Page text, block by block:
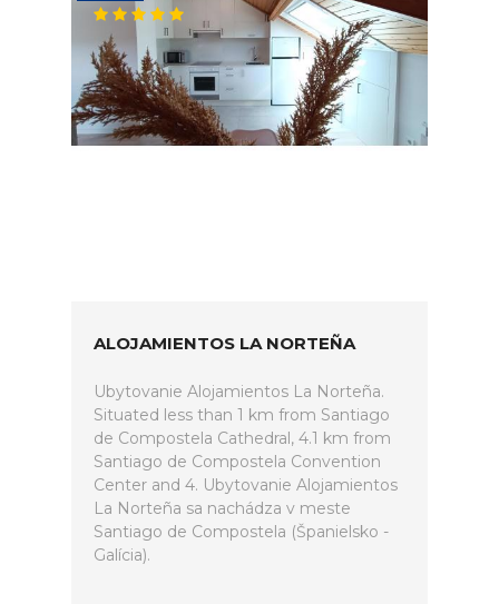
ALOJAMIENTOS LA NORTEÑA
Ubytovanie Alojamientos La Norteña.
Situated less than 1 km from Santiago
de Compostela Cathedral, 4.1 km from
Santiago de Compostela Convention
Center and 4. Ubytovanie Alojamientos
La Norteña sa nachádza v meste
Santiago de Compostela (Španielsko -
Galícia).